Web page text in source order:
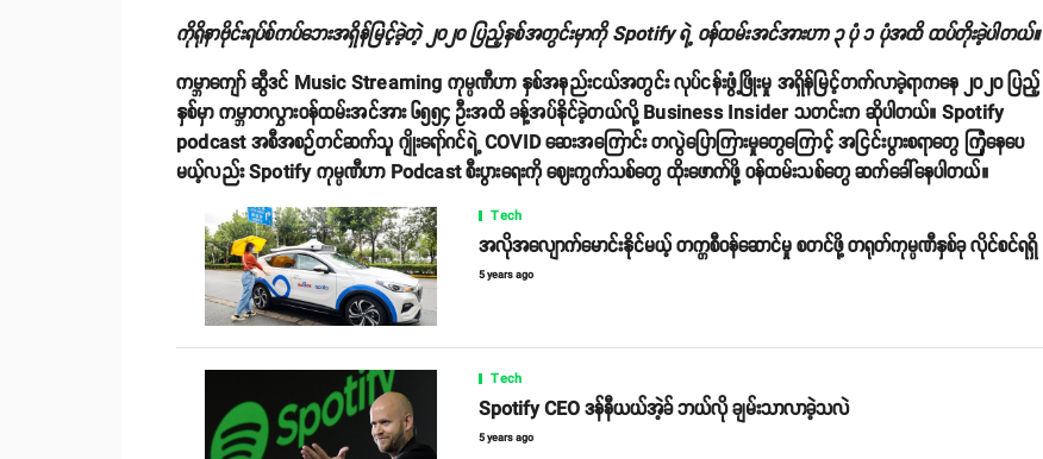
ကိုရိုနာဗိုင်းရပ်စ်ကပ်ဘေးအရှိန်မြင့်ခဲ့တဲ့ ၂၀၂၀ ပြည့်နှစ်အတွင်းမှာကို Spotify ရဲ့ ဝန်ထမ်းအင်အားဟာ ၃ ပုံ ၁ ပုံအထိ ထပ်တိုးခဲ့ပါတယ်။
ကမ္ဘာကျော် ဆွီဒင် Music Streaming ကုမ္ပဏီဟာ နှစ်အနည်းငယ်အတွင်း လုပ်ငန်းဖွံ့ဖြိုးမှု အရှိန်မြင့်တက်လာခဲ့ရာကနေ ၂၀၂၀ ပြည့်
နှစ်မှာ ကမ္ဘာတလွှားဝန်ထမ်းအင်အား ၆၅၅၄ ဦးအထိ ခန့်အပ်နိုင်ခဲ့တယ်လို့ Business Insider သတင်းက ဆိုပါတယ်။ Spotify
podcast အစီအစဉ်တင်ဆက်သူ ဂျိုးရော်ဂင်ရဲ့ COVID ဆေးအကြောင်း တလွဲပြောကြားမှုတွေကြောင့် အငြင်းပွားစရာတွေ ကြုံနေပေ
မယ့်လည်း Spotify ကုမ္ပဏီဟာ Podcast စီးပွားရေးကို ဈေးကွက်သစ်တွေ ထိုးဖောက်ဖို့ ဝန်ထမ်းသစ်တွေ ဆက်ခေါ်နေပါတယ်။
Tech
အလိုအလျောက်မောင်းနိုင်မယ့် တက္ကစီဝန်ဆောင်မှု စတင်ဖို့ တရုတ်ကုမ္ပဏီနှစ်ခု လိုင်စင်ရရှိ
5 years ago
Tech
Spotify CEO ဒန်နီယယ်အဲ့ခ် ဘယ်လို ချမ်းသာလာခဲ့သလဲ
5 years ago